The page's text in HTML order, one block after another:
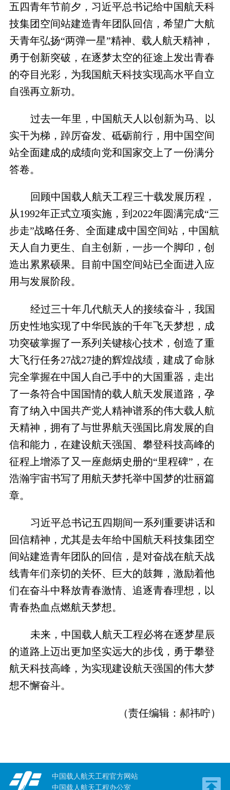
五四青年节前夕，习近平总书记给中国航天科
技集团空间站建造青年团队回信，希望广大航
天青年弘扬“两弹一星”精神、载人航天精神，
勇于创新突破，在逐梦太空的征途上发出青春
的夺目光彩，为我国航天科技实现高水平自立
自强再立新功。
过去一年里，中国航天人以创新为马、以
实干为梯，踔厉奋发、砥砺前行，用中国空间
站全面建成的成绩向党和国家交上了一份满分
答卷。
回顾中国载人航天工程三十载发展历程，
从1992年正式立项实施，到2022年圆满完成“三
步走”战略任务、全面建成中国空间站，中国航
天人自力更生、自主创新，一步一个脚印，创
造出累累硕果。目前中国空间站已全面进入应
用与发展阶段。
经过三十年几代航天人的接续奋斗，我国
历史性地实现了中华民族的千年飞天梦想，成
功突破掌握了一系列关键核心技术，创造了重
大飞行任务27战27捷的辉煌战绩，建成了命脉
完全掌握在中国人自己手中的大国重器，走出
了一条符合中国国情的载人航天发展道路，孕
育了纳入中国共产党人精神谱系的伟大载人航
天精神，拥有了与世界航天强国比肩发展的自
信和能力，在建设航天强国、攀登科技高峰的
征程上增添了又一座彪炳史册的“里程碑”，在
浩瀚宇宙书写了用航天梦托举中国梦的壮丽篇
章。
习近平总书记五四期间一系列重要讲话和
回信精神，尤其是去年给中国航天科技集团空
间站建造青年团队的回信，是对奋战在航天战
线青年们亲切的关怀、巨大的鼓舞，激励着他
们在奋斗中释放青春激情、追逐青春理想，以
青春热血点燃航天梦想。
未来，中国载人航天工程必将在逐梦星辰
的道路上迈出更加坚实远大的步伐，勇于攀登
航天科技高峰，为实现建设航天强国的伟大梦
想不懈奋斗。
（责任编辑：郝祎咛）
中国载人航天工程官方网站
中国载人航天工程办公室